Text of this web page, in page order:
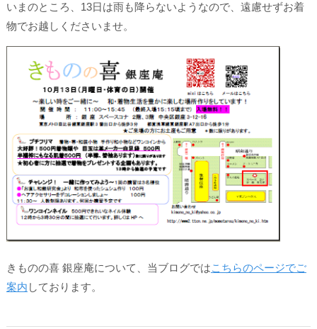
いまのところ、13日は雨も降らないようなので、遠慮せずお着
物でお越しくださいませ。
きものの喜 銀座庵について、当ブログではこちらのページでご
案内 しております。